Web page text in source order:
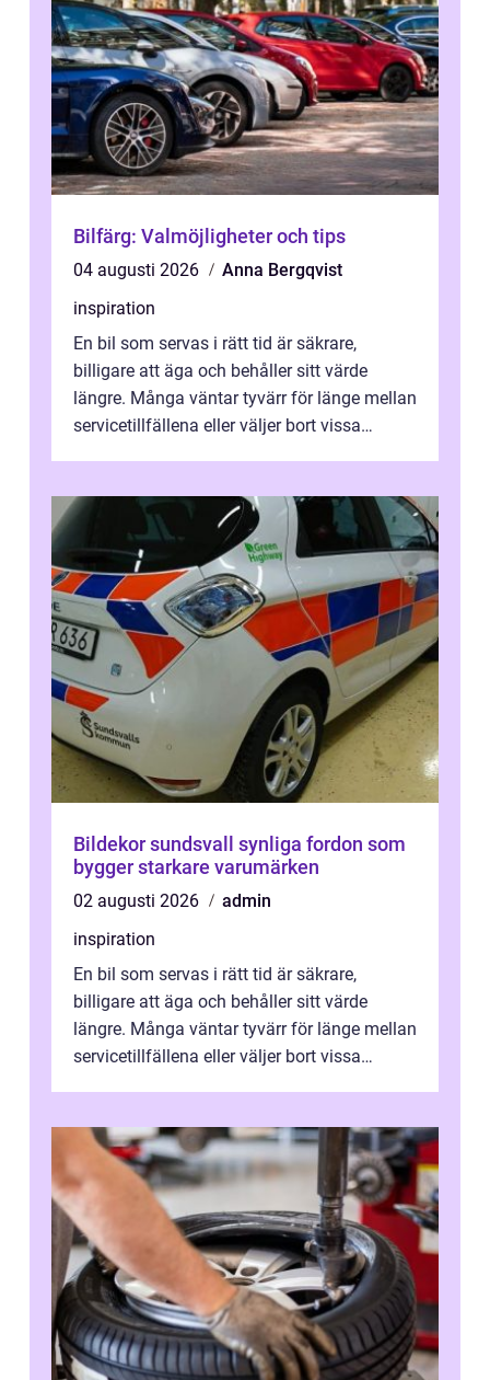
Bilfärg: Valmöjligheter och tips
04 augusti 2026
Anna Bergqvist
inspiration
En bil som servas i rätt tid är säkrare,
billigare att äga och behåller sitt värde
längre. Många väntar tyvärr för länge mellan
servicetillfällena eller väljer bort vissa
Bildekor sundsvall synliga fordon som
bygger starkare varumärken
02 augusti 2026
admin
inspiration
En bil som servas i rätt tid är säkrare,
billigare att äga och behåller sitt värde
längre. Många väntar tyvärr för länge mellan
servicetillfällena eller väljer bort vissa